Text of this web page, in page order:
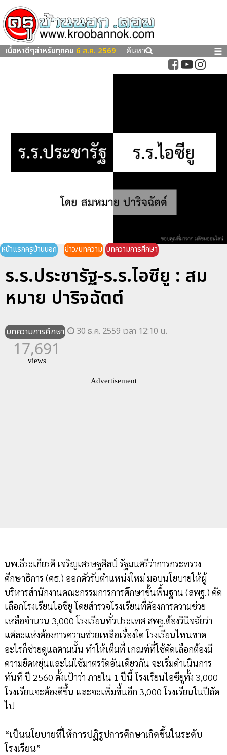
เนื้อหาดีๆสำหรับทุกคน 6 ส.ค. 2569 ค้นหา ☰
หน้าแรกครูบ้านนอก ข่าว/บทความ บทความการศึกษา
ร.ร.ประชารัฐ-ร.ร.ไอซียู : สม
หมาย ปาริจฉัตต์
บทความการศึกษา 30 ธ.ค. 2559 เวลา 12:10 น.
17,691
views
Advertisement
นพ.ธีระเกียรติ เจริญเศรษฐศิลป์ รัฐมนตรีว่าการกระทรวง
ศึกษาธิการ (ศธ.) ออกตัวรับตำแหน่งใหม่ มอบนโยบายให้ผู้
บริหารสำนักงานคณะกรรมการการศึกษาขั้นพื้นฐาน (สพฐ.) คัด
เลือกโรงเรียนไอซียู โดยสำรวจโรงเรียนที่ต้องการความช่วย
เหลือจำนวน 3,000 โรงเรียนทั่วประเทศ สพฐ.ต้องวินิจฉัยว่า
แต่ละแห่งต้องการความช่วยเหลือเรื่องใด โรงเรียนไหนขาด
อะไรก็ช่วยดูแลตามนั้น ทำให้เต็มที่ เกณฑ์ที่ใช้คัดเลือกต้องมี
ความยืดหยุ่นและไม่ใช้มาตรวัดอันเดียวกัน จะเริ่มดำเนินการ
ทันที ปี 2560 ตั้งเป้าว่า ภายใน 1 ปีนี้ โรงเรียนไอซียูทั้ง 3,000
โรงเรียนจะต้องดีขึ้น และจะเพิ่มขึ้นอีก 3,000 โรงเรียนในปีถัด
ไป
“เป็นนโยบายที่ให้การปฏิรูปการศึกษาเกิดขึ้นในระดับ
โรงเรียน”